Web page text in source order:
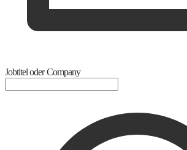
Jobtitel oder Company